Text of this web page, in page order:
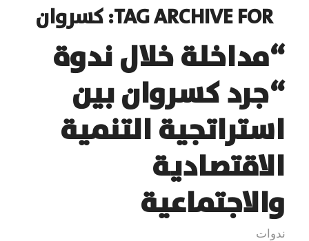
TAG ARCHIVE FOR: كسروان
“مداخلة خلال ندوة
“جرد كسروان بين
استراتجية التنمية
الاقتصادية
والاجتماعية
ندوات